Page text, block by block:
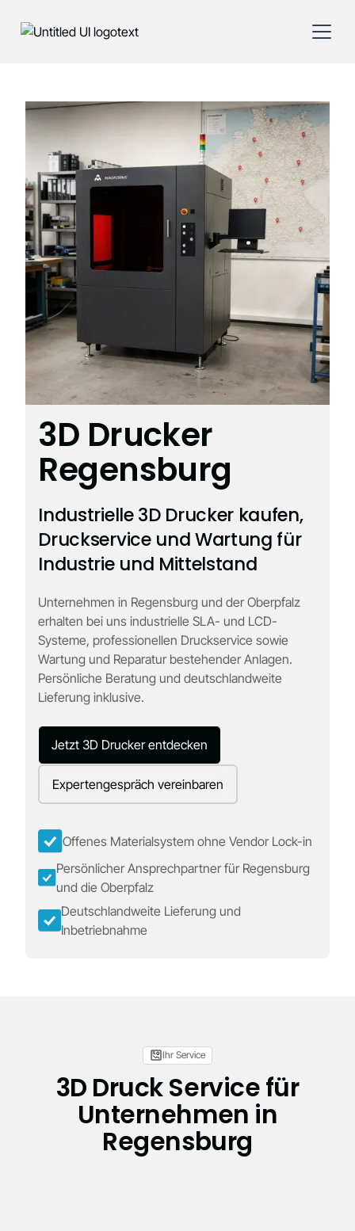
3D Drucker
Regensburg
Industrielle 3D Drucker kaufen,
Druckservice und Wartung für
Industrie und Mittelstand
Unternehmen in Regensburg und der Oberpfalz
erhalten bei uns industrielle SLA- und LCD-
Systeme, professionellen Druckservice sowie
Wartung und Reparatur bestehender Anlagen.
Persönliche Beratung und deutschlandweite
Lieferung inklusive.
Jetzt 3D Drucker entdecken
Expertengespräch vereinbaren
Offenes Materialsystem ohne Vendor Lock-in
Persönlicher Ansprechpartner für Regensburg
und die Oberpfalz
Deutschlandweite Lieferung und
Inbetriebnahme
Ihr Service
3D Druck Service für
Unternehmen in
Regensburg